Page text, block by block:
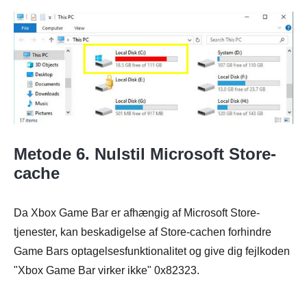
Metode 6. Nulstil Microsoft Store-
cache
Da Xbox Game Bar er afhængig af Microsoft Store-
tjenester, kan beskadigelse af Store-cachen forhindre
Game Bars optagelsesfunktionalitet og give dig fejlkoden
"Xbox Game Bar virker ikke" 0x82323.